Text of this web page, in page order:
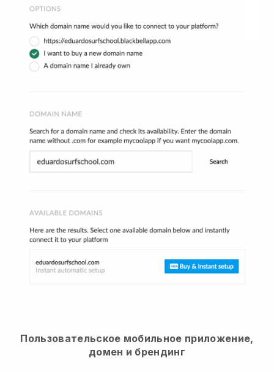
Пользовательское мобильное приложение,
домен и брендинг